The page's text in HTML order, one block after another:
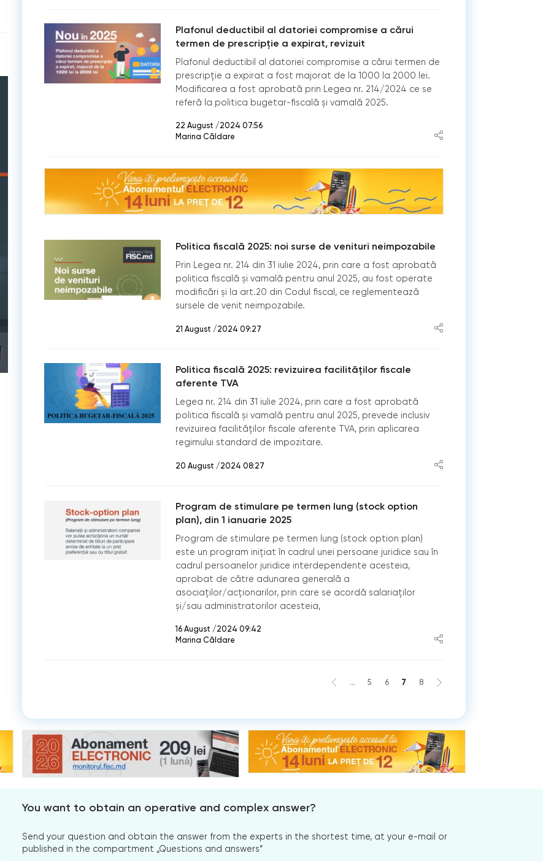
Plafonul deductibil al datoriei compromise a cărui
termen de prescripție a expirat, revizuit
Plafonul deductibil al datoriei compromise a cărui termen de
prescripție a expirat a fost majorat de la 1000 la 2000 lei.
Modificarea a fost aprobată prin Legea nr. 214/2024 ce se
referă la politica bugetar-fiscală și vamală 2025.
22 August /2024 07:56
Marina Căldare
Politica fiscală 2025: noi surse de venituri neimpozabile
Prin Legea nr. 214 din 31 iulie 2024, prin care a fost aprobată
politica fiscală și vamală pentru anul 2025, au fost operate
modificări și la art.20 din Codul fiscal, ce reglementează
sursele de venit neimpozabile.
21 August /2024 09:27
Politica fiscală 2025: revizuirea facilităților fiscale
aferente TVA
Legea nr. 214 din 31 iulie 2024, prin care a fost aprobată
politica fiscală și vamală pentru anul 2025, prevede inclusiv
revizuirea facilităților fiscale aferente TVA, prin aplicarea
regimului standard de impozitare.
20 August /2024 08:27
Program de stimulare pe termen lung (stock option
plan), din 1 ianuarie 2025
Program de stimulare pe termen lung (stock option plan)
este un program inițiat în cadrul unei persoane juridice sau în
cadrul persoanelor juridice interdependente acesteia,
aprobat de către adunarea generală a
asociaților/acționarilor, prin care se acordă salariaților
și/sau administratorilor acesteia,
16 August /2024 09:42
Marina Căldare
... 5 6 7 8
You want to obtain an operative and complex answer?
Send your question and obtain the answer from the experts in the shortest time, at your e-mail or
published in the compartment „Questions and answers”